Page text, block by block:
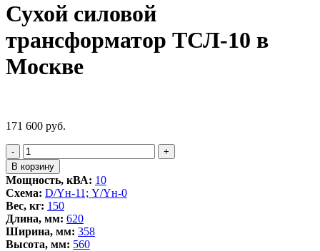
Сухой силовой
трансформатор ТСЛ-10 в
Москве
171 600 руб.
-
Количество
товара
Сухой
силовой
трансформатор
ТСЛ-10
+
В корзину
Мощность, кВА: 10
Схема: D/Yн-11; Y/Yн-0
Вес, кг: 150
Длина, мм: 620
Ширина, мм: 358
Высота, мм: 560